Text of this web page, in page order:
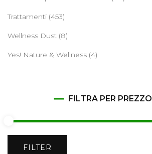
Trattamenti (453)
Wellness Dust (8)
Yes! Nature & Wellness (4)
FILTRA PER PREZZO
FILTER